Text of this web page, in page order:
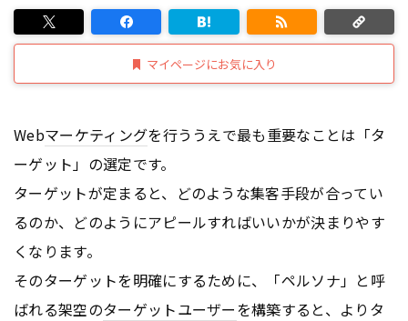
マイページにお気に入り
Webマーケティングを行ううえで最も重要なことは「タ
ーゲット」の選定です。
ターゲットが定まると、どのような集客手段が合ってい
るのか、どのようにアピールすればいいかが決まりやす
くなります。
そのターゲットを明確にするために、「ペルソナ」と呼
ばれる架空のターゲットユーザーを構築すると、よりタ